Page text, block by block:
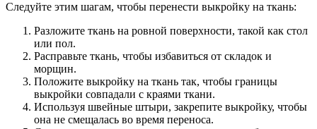
Следуйте этим шагам, чтобы перенести выкройку на ткань:
Разложите ткань на ровной поверхности, такой как стол
или пол.
Расправьте ткань, чтобы избавиться от складок и
морщин.
Положите выкройку на ткань так, чтобы границы
выкройки совпадали с краями ткани.
Используя швейные штыри, закрепите выкройку, чтобы
она не смещалась во время переноса.